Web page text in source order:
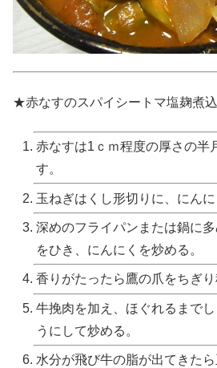
★赤なすのスパイシートマ塩麹煮
赤なすは1ｃｍ程度の厚さの半
す。
玉ねぎはくし形切りに、にんに
深めのフライパンまたは鍋に
をひき、にんにくを炒める。
香りがたったら鷹の爪をちぎり
牛挽肉を加え、ほぐれるまで
うにして炒める。
水分が飛び牛の脂が出てきた